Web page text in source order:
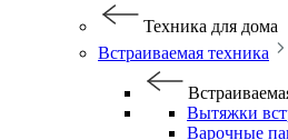
Техника для дома
Встраиваемая техника
Вытяжки
Варочные